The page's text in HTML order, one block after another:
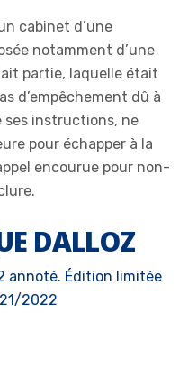
cabinet d’une
notamment d’une
partie, laquelle était
d’empêchement dû à
ses instructions, ne
pour échapper à la
encourue pour non-
DALLOZ
annoté. Édition limitée
2022